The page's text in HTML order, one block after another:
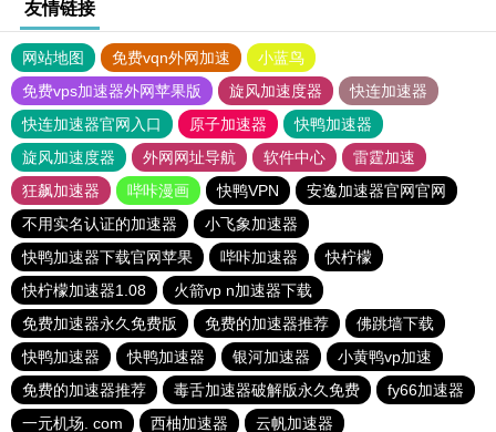
友情链接
网站地图 免费vqn外网加速
小蓝鸟
免费vps加速器外网苹果版
旋风加速度器
快连加速器
快连加速器官网入口
原子加速器
快鸭加速器
旋风加速度器
外网网址导航 软件中心
雷霆加速
狂飙加速器
哔咔漫画 快鸭VPN
安逸加速器官网官网
不用实名认证的加速器
小飞象加速器
快鸭加速器下载官网苹果
哔咔加速器
快柠檬
快柠檬加速器1.08
火箭vp n加速器下载
免费加速器永久免费版
免费的加速器推荐
佛跳墙下载
快鸭加速器
快鸭加速器 银河加速器
小黄鸭vp加速
免费的加速器推荐
毒舌加速器破解版永久免费
fy66加速器
一元机场. com
西柚加速器 云帆加速器